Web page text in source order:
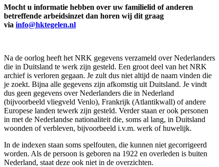
Mocht u informatie hebben over uw familielid of anderen
betreffende arbeidsinzet dan horen wij dit graag
via info@hktegelen.nl
Na de oorlog heeft het NRK gegevens verzameld over Nederlanders
die in Duitsland te werk zijn gesteld. Een groot deel van het NRK
archief is verloren gegaan. Je zult dus niet altijd de naam vinden die
je zoekt. Bijna alle gegevens zijn afkomstig uit Duitsland. Je vindt
dus geen gegevens over Nederlanders die in Nederland
(bijvoorbeeld vliegveld Venlo), Frankrijk (Atlantikwall) of andere
Europese landen tewerk zijn gesteld. Verder staan er ook personen
in met de Nederlandse nationaliteit die, soms al lang, in Duitsland
woonden of verbleven, bijvoorbeeld i.v.m. werk of huwelijk.
In de indexen staan soms spelfouten, die kunnen niet gecorrigeerd
worden. Als de persoon is geboren na 1922 en overleden is buiten
Nederland, staat deze ook niet in de overzichten.